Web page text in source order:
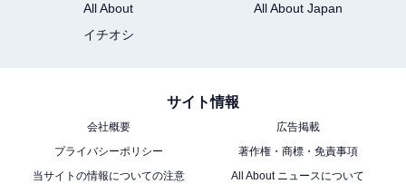
All About
All About Japan
イチオシ
サイト情報
会社概要
広告掲載
プライバシーポリシー
著作権・商標・免責事項
当サイトの情報についての注意
All About ニュースについて